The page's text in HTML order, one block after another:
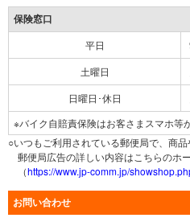
保険窓口
平日
土曜日
日曜日･休日
※バイク自賠責保険はお客さまスマホ等
○いつもご利用されている郵便局で、商
郵便局広告の詳しい内容はこちらのホ
（https://www.jp-comm.jp/
お問い合わせ